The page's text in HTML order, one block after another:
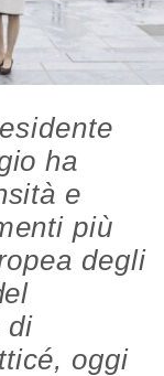
ha
e
più
degli
di
oggi